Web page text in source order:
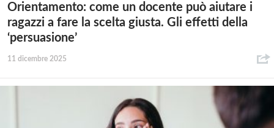
Orientamento: come un docente può aiutare i
ragazzi a fare la scelta giusta. Gli effetti della
‘persuasione’
11 dicembre 2025